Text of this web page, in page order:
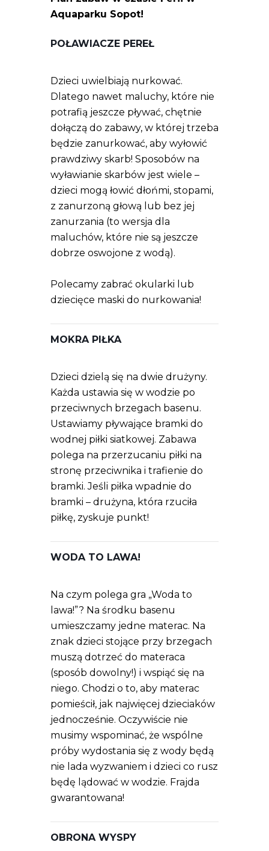
Aquaparku Sopot!
POŁAWIACZE PEREŁ
Dzieci uwielbiają nurkować.
Dlatego nawet maluchy, które nie
potrafią jeszcze pływać, chętnie
dołączą do zabawy, w której trzeba
będzie zanurkować, aby wyłowić
prawdziwy skarb! Sposobów na
wyławianie skarbów jest wiele –
dzieci mogą łowić dłońmi, stopami,
z zanurzoną głową lub bez jej
zanurzania (to wersja dla
maluchów, które nie są jeszcze
dobrze oswojone z wodą).
Polecamy zabrać okularki lub
dziecięce maski do nurkowania!
MOKRA PIŁKA
Dzieci dzielą się na dwie drużyny.
Każda ustawia się w wodzie po
przeciwnych brzegach basenu.
Ustawiamy pływające bramki do
wodnej piłki siatkowej. Zabawa
polega na przerzucaniu piłki na
stronę przeciwnika i trafienie do
bramki. Jeśli piłka wpadnie do
bramki – drużyna, która rzuciła
piłkę, zyskuje punkt!
WODA TO LAWA!
Na czym polega gra „Woda to
lawa!”? Na środku basenu
umieszczamy jedne materac. Na
znak dzieci stojące przy brzegach
muszą dotrzeć do materaca
(sposób dowolny!) i wspiąć się na
niego. Chodzi o to, aby materac
pomieścił, jak najwięcej dzieciaków
jednocześnie. Oczywiście nie
musimy wspominać, że wspólne
próby wydostania się z wody będą
nie lada wyzwaniem i dzieci co rusz
będę lądować w wodzie. Frajda
gwarantowana!
OBRONA WYSPY